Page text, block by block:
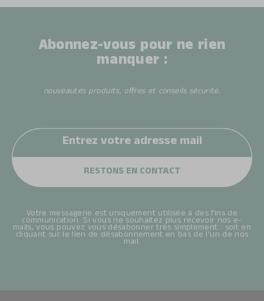
Abonnez-vous pour ne rien
manquer :
nouveautés produits, offres et conseils sécurité.
Votre messagerie est uniquement utilisée à des fins de
communication. Si vous ne souhaitez plus recevoir nos e-
mails, vous pouvez vous désabonner très simplement : soit en
cliquant sur le lien de désabonnement en bas de l’un de nos
mail.